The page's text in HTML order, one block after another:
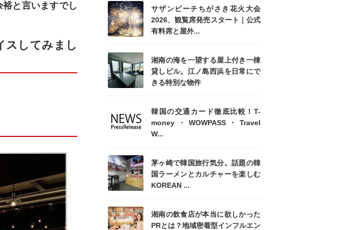
と言いますでし
スしてみまし
サザンビーチちがさき花火大会
2026、観覧席発売スタート｜公式
有料席と屋外...
湘南の海を一望する屋上付き一棟
貸しビル。江ノ島西浜を日常にで
きる特別な物件
韓国の交通カード徹底比較！T-
money・WOWPASS・Travel
W...
茅ヶ崎で韓国旅行気分。話題の韓
国ラーメンとカルチャーを楽しむ
KOREAN ...
湘南の飲食店が本当に欲しかった
PRとは？地域密着型インフルエン